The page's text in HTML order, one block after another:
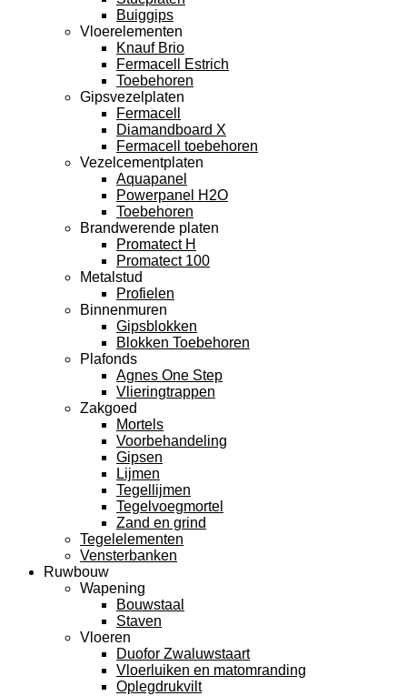
Buiggips
Vloerelementen
Knauf Brio
Fermacell Estrich
Toebehoren
Gipsvezelplaten
Fermacell
Diamandboard X
Fermacell toebehoren
Vezelcementplaten
Aquapanel
Powerpanel H2O
Toebehoren
Brandwerende platen
Promatect H
Promatect 100
Metalstud
Profielen
Binnenmuren
Gipsblokken
Blokken Toebehoren
Plafonds
Agnes One Step
Vlieringtrappen
Zakgoed
Mortels
Voorbehandeling
Gipsen
Lijmen
Tegellijmen
Tegelvoegmortel
Zand en grind
Tegelelementen
Vensterbanken
Ruwbouw
Wapening
Bouwstaal
Staven
Vloeren
Duofor Zwaluwstaart
Vloerluiken en matomranding
Oplegdrukvilt